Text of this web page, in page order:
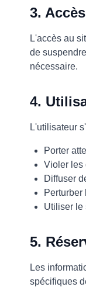
3.
L'accès au
de
nécessaire.
4.
L'utilisateur
Porter
Violer les
Diffuser
Perturber
Utiliser le
5.
Les
spécifiques